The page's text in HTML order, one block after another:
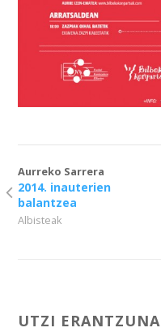
Aurreko Sarrera
2014. inauterien
balantzea
Albisteak
UTZI ERANTZUNA